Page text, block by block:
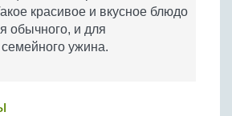
красивое и вкусное блюдо
обычного, и для
ужина.